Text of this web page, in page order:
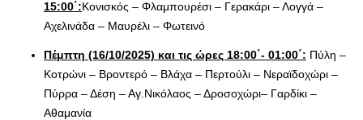
15:00΄:Κονισκός – Φλαμπουρέσι – Γερακάρι – Λογγά –
Αχελινάδα – Μαυρέλι – Φωτεινό
Πέμπτη (16/10/2025) και τις ώρες 18:00΄- 01:00΄: Πύλη –
Κοτρώνι – Βροντερό – Βλάχα – Περτούλι – Νεραϊδοχώρι –
Πύρρα – Δέση – Αγ.Νικόλαος – Δροσοχώρι– Γαρδίκι –
Αθαμανία